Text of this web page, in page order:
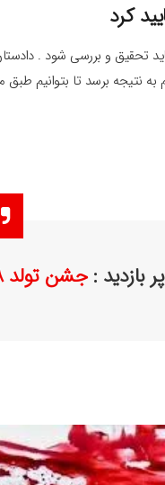
کرد
تحقیق و بررسی شود .
نتیجه برسد تا بتوانیم
بازدید :جشن تولد 8 نفر را به کام مرگ کشاند